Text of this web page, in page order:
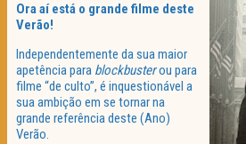
Ora aí está o grande filme deste
Verão!
Independentemente da sua maior
apetência para blockbusterou para
filme “de culto”, é inquestionável a
sua ambição em se tornar na
grande referência deste (Ano)
Verão.